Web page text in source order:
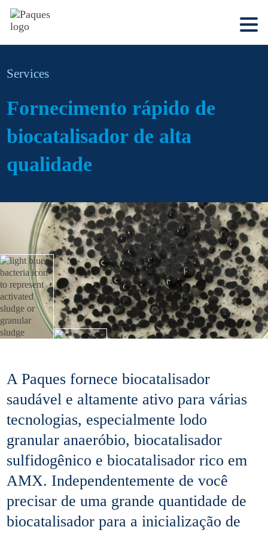
Services
Fornecimento rápido de
biocatalisador de alta
qualidade
A Paques fornece biocatalisador
saudável e altamente ativo para várias
tecnologias, especialmente lodo
granular anaeróbio, biocatalisador
sulfidogênico e biocatalisador rico em
AMX. Independentemente de você
precisar de uma grande quantidade de
biocatalisador para a inicialização de